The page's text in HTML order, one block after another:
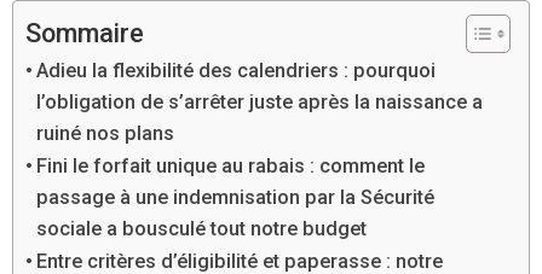
Sommaire
Adieu la flexibilité des calendriers : pourquoi
l’obligation de s’arrêter juste après la naissance a
ruiné nos plans
Fini le forfait unique au rabais : comment le
passage à une indemnisation par la Sécurité
sociale a bousculé tout notre budget
Entre critères d’éligibilité et paperasse : notre